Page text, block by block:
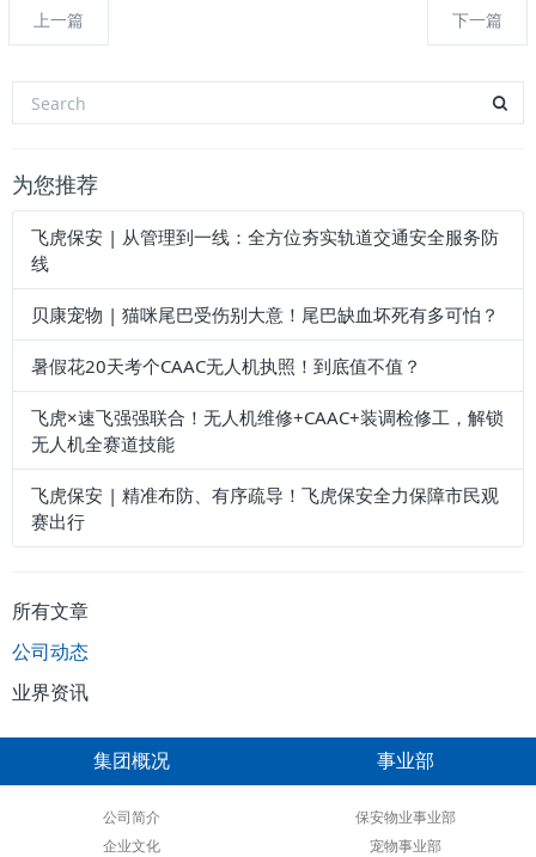
上一篇 下一篇
为您推荐
飞虎保安 | 从管理到一线：全方位夯实轨道交通安全服务防
线
贝康宠物 | 猫咪尾巴受伤别大意！尾巴缺血坏死有多可怕？
暑假花20天考个CAAC无人机执照！到底值不值？
飞虎×速飞强强联合！无人机维修+CAAC+装调检修工，解锁
无人机全赛道技能
飞虎保安 | 精准布防、有序疏导！飞虎保安全力保障市民观
赛出行
所有文章
公司动态
业界资讯
集团概况
公司简介
企业文化
事业部
保安物业事业部
宠物事业部